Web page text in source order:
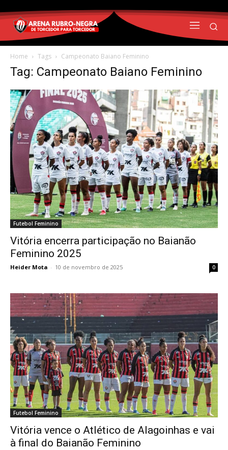
Home Tags Campeonato Baiano Feminino
Tag: Campeonato Baiano Feminino
Futebol Feminino
Vitória encerra participação no Baianão
Feminino 2025
Heider Mota - 10 de novembro de 2025 0
Futebol Feminino
Vitória vence o Atlético de Alagoinhas e vai
à final do Baianão Feminino